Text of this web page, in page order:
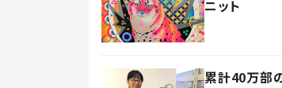
ニット
累計40万部